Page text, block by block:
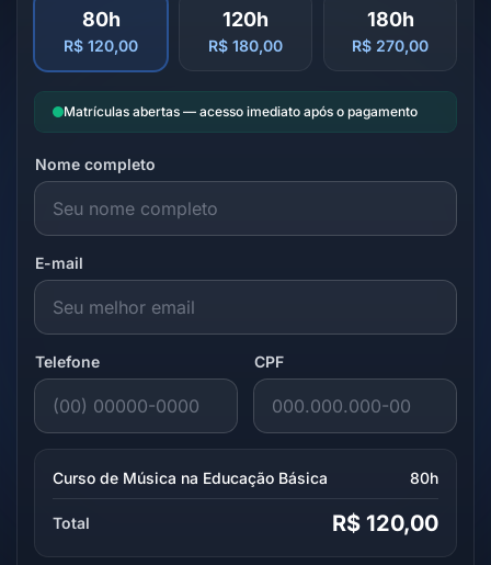
80h
R$ 120,00
120h
R$ 180,00
180h
R$ 270,00
Matrículas abertas — acesso imediato após o pagamento
Nome completo
E-mail
Telefone CPF
Curso de Música na Educação Básica 80h
Total R$ 120,00